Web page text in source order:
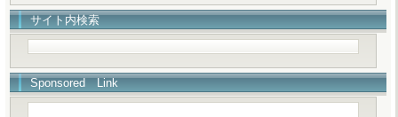
サイト内検索
Sponsored Link